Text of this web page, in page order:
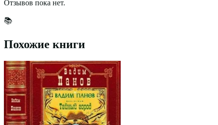
Отзывов пока нет.
📚
Похожие книги